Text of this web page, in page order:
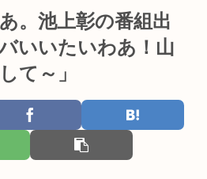
！痴漢！」と大騒ぎ
粛清へwww
島の被爆者代表を睨みつけてしまい
睨み付けてしまいバチクソ炎上し始
」、動画や画像、音楽の参...
のメニューがカレーだけになる
難後は戻らない」マニュアル機能せ
。池上彰の番組出
いいたいわあ！山
て～」